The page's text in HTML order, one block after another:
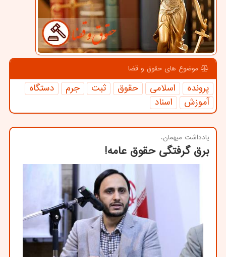
موضوع های حقوق و قضا
پرونده اسلامی حقوق ثبت جرم
دستگاه
آموزش
اسناد
یادداشت میهمان،
برق گرفتگی حقوق عامه!